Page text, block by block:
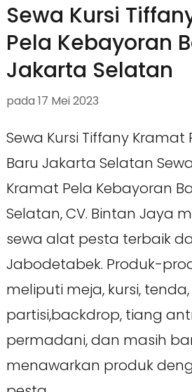
Sewa Kursi
Pela Kebayoran
Jakarta Selatan
pada 17 Mei 2023
Sewa Kursi Tiffany Kramat
Baru Jakarta Selatan
Kramat Pela Kebayoran
Selatan, CV. Bintan Jaya
sewa alat pesta terbaik
Jabodetabek. Produk-
meliputi meja, kursi,
partisi,backdrop, tiang
permadani, dan masih
menawarkan produk